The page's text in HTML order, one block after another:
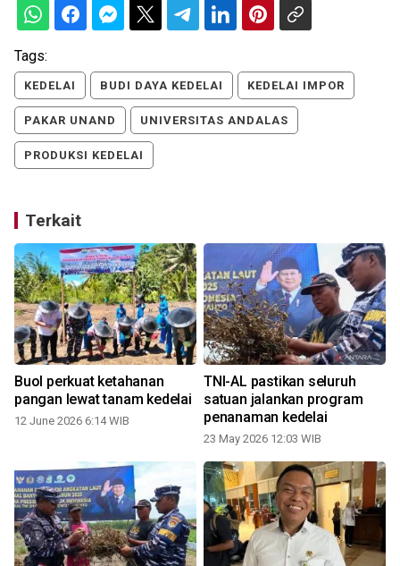
Tags:
KEDELAI BUDI DAYA KEDELAI KEDELAI IMPOR
PAKAR UNAND UNIVERSITAS ANDALAS
PRODUKSI KEDELAI
Terkait
Buol perkuat ketahanan
pangan lewat tanam kedelai
12 June 2026 6:14 WIB
TNI-AL pastikan seluruh
satuan jalankan program
penanaman kedelai
23 May 2026 12:03 WIB